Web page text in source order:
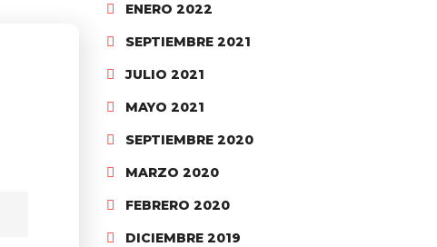
ENERO 2022
SEPTIEMBRE 2021
JULIO 2021
MAYO 2021
SEPTIEMBRE 2020
MARZO 2020
FEBRERO 2020
DICIEMBRE 2019